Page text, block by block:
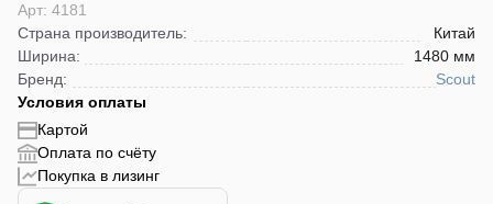
Арт: 4181
Страна производитель:
Китай
Ширина:
1480 мм
Бренд:
Scout
Условия оплаты
Картой
Оплата по счёту
Покупка в лизинг